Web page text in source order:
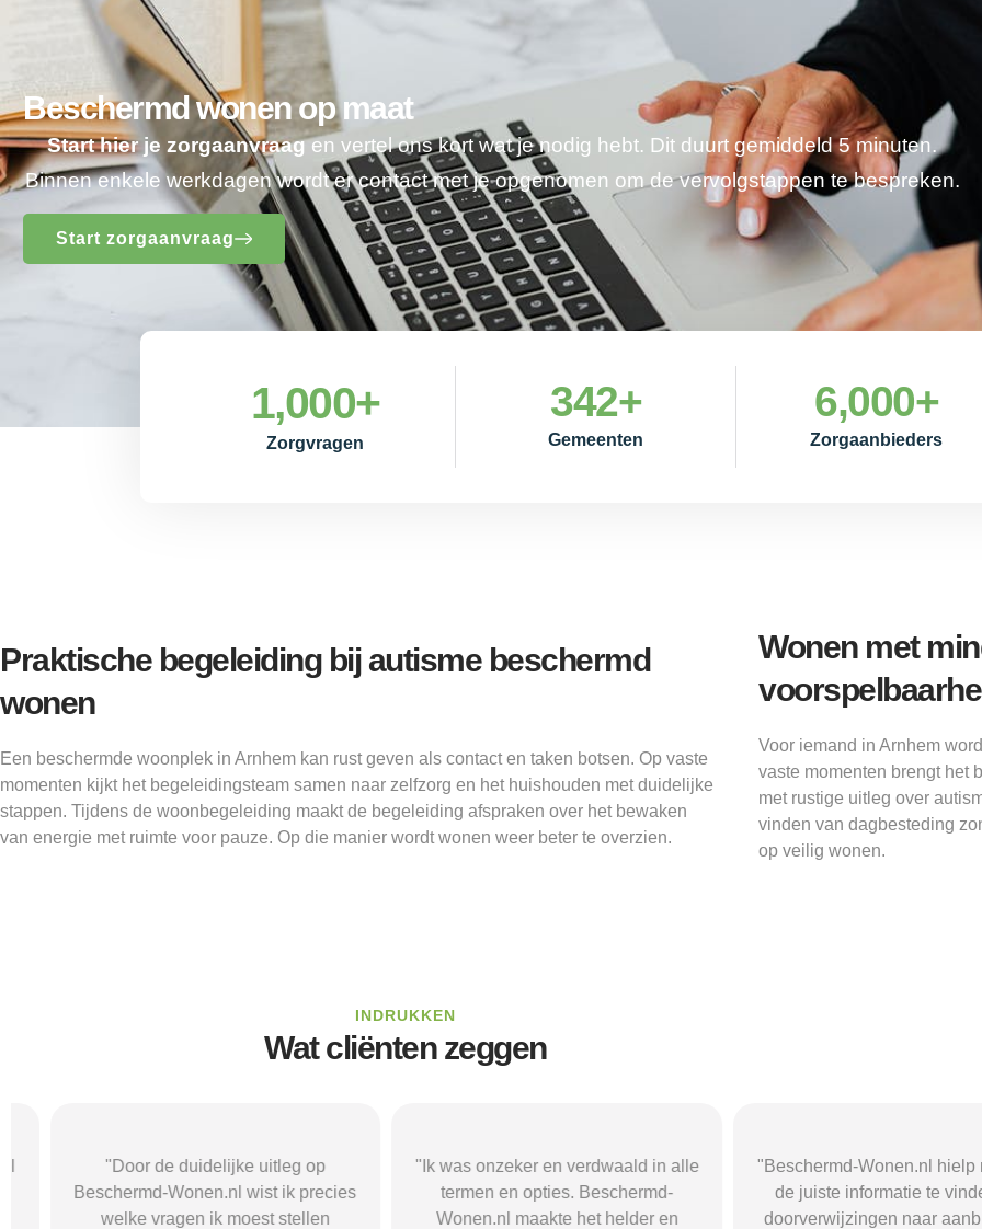
Beschermd wonen op maat
Start hier je zorgaanvraagen vertel ons kort wat je nodig hebt. Dit duurt gemiddeld 5 minuten.
Binnen enkele werkdagen wordt er contact met je opgenomen om de vervolgstappen te bespreken.
Start zorgaanvraag
Zorgvragen
1,000+
Gemeenten
342+
Zorgaanbieders
6,000+
Praktische begeleiding bij autisme beschermd
wonen
Een beschermde woonplek in Arnhem kan rust geven als contact en taken botsen. Op vaste
momenten kijkt het begeleidingsteam samen naar zelfzorg en het huishouden met duidelijke
stappen. Tijdens de woonbegeleiding maakt de begeleiding afspraken over het bewaken
van energie met ruimte voor pauze. Op die manier wordt wonen weer beter te overzien.
Wonen met
Voor iemand in Arnhem
vaste momenten brengt het
met rustige uitleg over
vinden van dagbesteding
op veilig wonen.
INDRUKKEN
Wat cliënten zeggen
"Door de duidelijke uitleg op
Beschermd-Wonen.nl wist ik precies
welke vragen ik moest stellen
"Ik was onzeker en verdwaald in alle
termen en opties. Beschermd-
Wonen.nl maakte het helder en
"Beschermd-Wonen.nl hielp mij
de juiste informatie te vinden en
doorverwijzingen naar